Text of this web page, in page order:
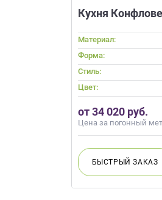
Кухня
Материал:
Форма:
Стиль:
Цвет:
от 34 020 руб.
Цена за погонный
БЫСТРЫЙЗАКАЗ